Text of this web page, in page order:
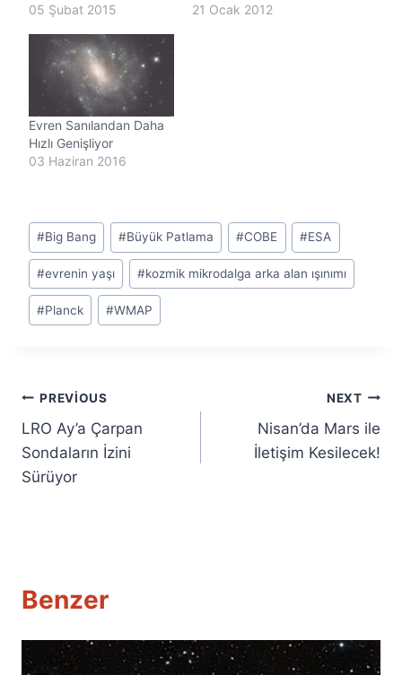
05 Şubat 2015
21 Ocak 2012
Evren Sanılandan Daha
Hızlı Genişliyor
03 Haziran 2016
Post
Tags:
#Big Bang #Büyük Patlama #COBE #ESA
#evrenin yaşı #kozmik mikrodalga arka alan ışınımı
#Planck #WMAP
Yazı
gezinmesi
PREVIOUS
LRO Ay’a Çarpan
Sondaların İzini
Sürüyor
NEXT
Nisan’da Mars ile
İletişim Kesilecek!
Benzer